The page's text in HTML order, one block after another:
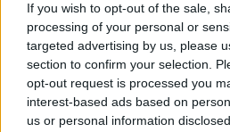
If you wish to opt-out of the sale,
processing of your personal or
targeted advertising by us, please
section to confirm your selection.
opt-out request is processed you
interest-based ads based on
us or personal information
Vacanță în
care nu ar